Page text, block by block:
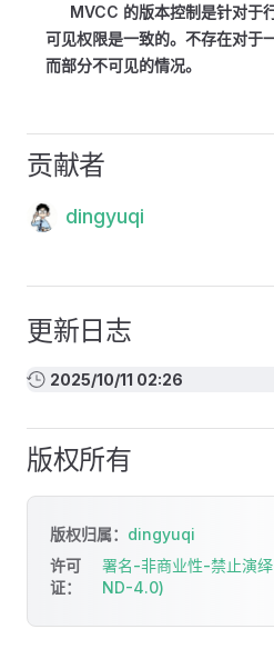
MVCC 的版本控制是针对于
可见权限是一致的。不存在对于
而部分不可见的情况。
贡献者
dingyuqi
更新日志
2025/10/11 02:26
版权所有
版权归属： dingyuqi
许可
证：
署名-非商业性-禁止演
ND-4.0)